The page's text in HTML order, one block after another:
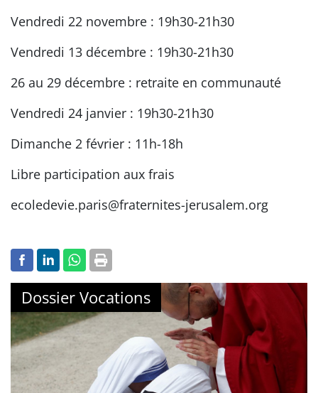
Vendredi 22 novembre : 19h30-21h30
Vendredi 13 décembre : 19h30-21h30
26 au 29 décembre : retraite en communauté
Vendredi 24 janvier : 19h30-21h30
Dimanche 2 février : 11h-18h
Libre participation aux frais
ecoledevie.paris@fraternites-jerusalem.org
Dossier Vocations